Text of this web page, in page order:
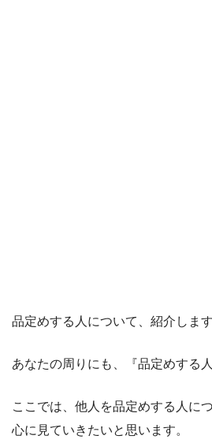
品定めする人について、紹介します
あなたの周りにも、『品定めする
ここでは、他人を品定めする人に
心に見ていきたいと思います。